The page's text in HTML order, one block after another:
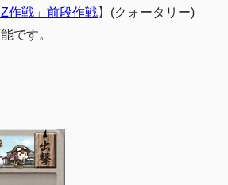
作戦」前段作戦】(クォータリー)
です。